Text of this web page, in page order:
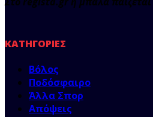
ΚΑΤΗΓΟΡΊΕΣ
Βόλος
Ποδόσφαιρο
Άλλα Σπορ
Απόψεις